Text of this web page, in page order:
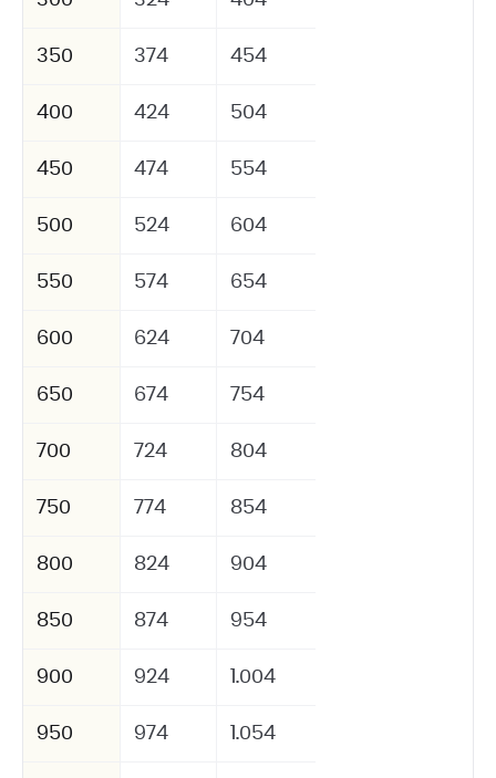
350 374 454
400 424 504
450 474 554
500 524 604
550 574 654
600 624 704
650 674 754
700 724 804
750 774 854
800 824 904
850 874 954
900 924 1.004
950 974 1.054